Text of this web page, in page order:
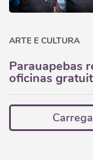
ARTE E CULTURA
Parauapebas
oficinas